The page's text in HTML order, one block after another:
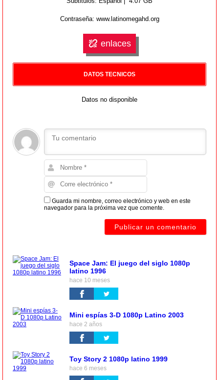
Contraseña: www.latinomegahd.org
enlaces
DATOS TECNICOS
Datos no disponible
Guarda mi nombre, correo electrónico y web en este
navegador para la próxima vez que comente.
Space Jam: El juego del siglo 1080p
latino 1996
hace 10 meses
Mini espías 3-D 1080p Latino 2003
hace 2 años
Toy Story 2 1080p latino 1999
hace 6 meses